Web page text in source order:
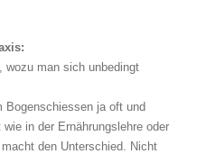
wozu man sich unbedingt
Bogenschiessen ja oft und
in der Ernährungslehre oder
den Unterschied. Nicht